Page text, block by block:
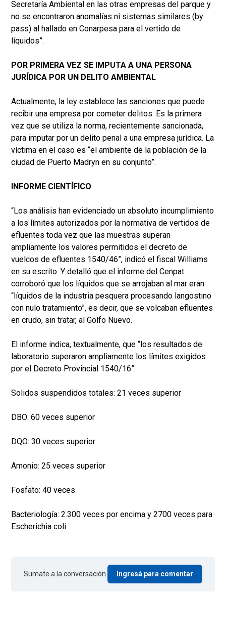
Secretaría Ambiental en las otras empresas del parque y
no se encontraron anomalías ni sistemas similares (by
pass) al hallado en Conarpesa para el vertido de
líquidos”.
POR PRIMERA VEZ SE IMPUTA A UNA PERSONA
JURÍDICA POR UN DELITO AMBIENTAL
Actualmente, la ley establece las sanciones que puede
recibir una empresa por cometer delitos. Es la primera
vez que se utiliza la norma, recientemente sancionada,
para imputar por un delito penal a una empresa jurídica. La
víctima en el caso es “el ambiente de la población de la
ciudad de Puerto Madryn en su conjunto”.
INFORME CIENTÍFICO
“Los análisis han evidenciado un absoluto incumplimiento
a los límites autorizados por la normativa de vertidos de
efluentes toda vez que las muestras superan
ampliamente los valores permitidos el decreto de
vuelcos de efluentes 1540/46”, indicó el fiscal Williams
en su escrito. Y detalló que el informe del Cenpat
corroboró que los líquidos que se arrojaban al mar eran
“líquidos de la industria pesquera procesando langostino
con nulo tratamiento”, es decir, que se volcaban efluentes
en crudo, sin tratar, al Golfo Nuevo.
El informe indica, textualmente, que “los resultados de
laboratorio superaron ampliamente los límites exigidos
por el Decreto Provincial 1540/16”.
Solidos suspendidos totales: 21 veces superior
DBO: 60 veces superior
DQO: 30 veces superior
Amonio: 25 veces superior
Fosfato: 40 veces
Bacteriología: 2.300 veces por encima y 2700 veces para
Escherichia coli
Sumate a la conversación. Ingresá para comentar